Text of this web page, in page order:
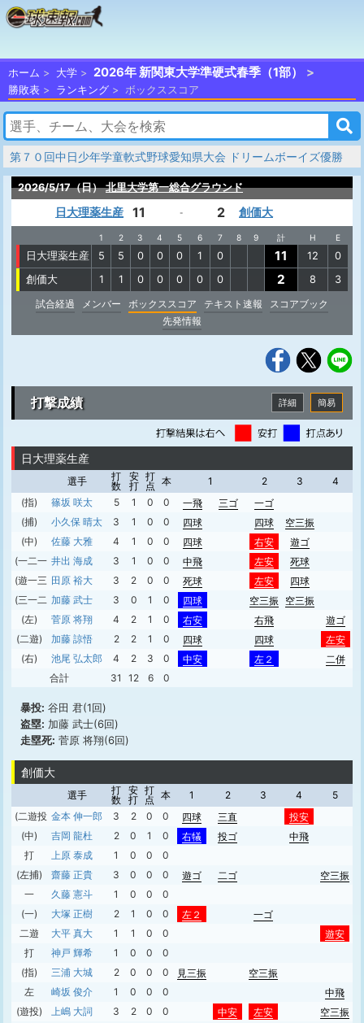
ホーム 大学 2026年 新関東大学準硬式春季（1部）
勝敗表 ランキング ボックススコア
第７０回中日少年学童軟式野球愛知県大会 ドリームボーイズ優勝
2026/5/17（日） 北里大学第一総合グラウンド
日大理薬生産 11 - 2 創価大
1 2 3 4 5 6 7 8 9 計 H E
日大理薬生産 5 5 0 0 0 1 0 11 12
0
創価大
1 1 0 0 0 0 0 2 8
3
試合経過
メンバー ボックススコア テキスト速報
スコアブック
先発情報
打撃成績 簡易
詳細
日大理薬生産
選手
打
数
安
打
打
点 本 1 2 3
4
(指)
篠坂 咲太 5 1 0 0 一飛 三ゴ 一ゴ
(捕)
小久保 晴太 3 1 0 0 四球 四球 空三振
(中)
佐藤 大雅 4 1 0 0 四球 右安 遊ゴ
(一二一) 井出 海成 3 1 0 0 中飛 左安 死球
(遊一三) 田原 裕大 3 2 0 0 死球 左安
四球
(三一二) 加藤 武士 3 0 1 0 四球 空三振
空三振
(左)
菅原 将翔 4 2 1 0 右安 右飛
遊ゴ
(二遊)
加藤 諒悟 2 2 1 0 四球 四球
左安
(右)
池尾 弘太郎 4 2 3 0 中安 左２
二併
合計
31 12 6 0
暴投: 谷田 君(1回)
盗塁: 加藤 武士(6回)
走塁死: 菅原 将翔(6回)
創価大
選手
打
数
安
打
打
点 本 1 2 3 4
5
(二遊投) 金本 伸一郎 3 2 0 0 四球 三直
投安
(中)
吉岡 龍杜 2 0 1 0 右犠 投ゴ
中飛
打
上原 泰成 1 0 0
0
(左捕)
齋藤 正貴 3 0 0 0 遊ゴ 二ゴ
空三振
一
久藤 憲斗 1 0 0
0
(一)
大塚 正樹 2 1 0 0 左２
一ゴ
二遊
大平 真大 1 1 0 0
遊安
打
神戸 輝希 1 0 0
0
(指)
三浦 大城 2 0 0 0 見三振
空三振
左
崎坂 俊介 1 0 0 0
中飛
(遊投)
上嶋 大詞 3 2 0 0 中安 左安
空三振